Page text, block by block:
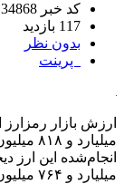
کد خبر 134868
117 بازدید
بدون نظر
پرینت
میلیارد و ۷۶۴ میلیون دلار رسیده است.